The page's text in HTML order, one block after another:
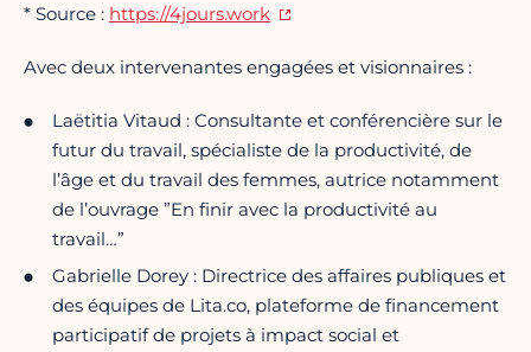
* Source : https://4jours.work
Avec deux intervenantes engagées et visionnaires :
Laëtitia Vitaud : Consultante et conférencière sur le
futur du travail, spécialiste de la productivité, de
l’âge et du travail des femmes, autrice notamment
de l’ouvrage ”En finir avec la productivité au
travail…”
Gabrielle Dorey : Directrice des affaires publiques et
des équipes de Lita.co, plateforme de financement
participatif de projets à impact social et